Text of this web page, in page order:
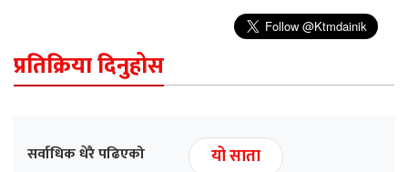
प्रतिक्रिया दिनुहोस
सर्वाधिक धेरै पढिएको
यो साता